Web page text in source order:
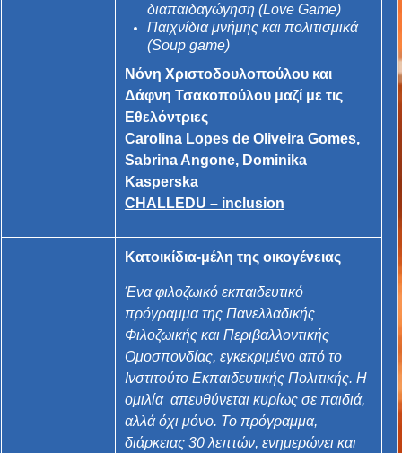
διαπαιδαγώγηση (Love Game)
Παιχνίδια μνήμης και πολιτισμικά
(Soup game)
Νόνη Χριστοδουλοπούλου και
Δάφνη Τσακοπούλου μαζί με τις
Εθελόντριες
Carolina Lopes de Oliveira Gomes,
Sabrina Angone, Dominika
Kasperska
CHALLEDU – inclusion
Κατοικίδια-μέλη της οικογένειας
Ένα φιλοζωικό εκπαιδευτικό
πρόγραμμα της Πανελλαδικής
Φιλοζωικής και Περιβαλλοντικής
Ομοσπονδίας, εγκεκριμένο από το
Ινστιτούτο Εκπαιδευτικής Πολιτικής. Η
ομιλία απευθύνεται κυρίως σε παιδιά,
αλλά όχι μόνο. Το πρόγραμμα,
διάρκειας 30 λεπτών, ενημερώνει και